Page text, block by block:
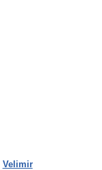
Velimir